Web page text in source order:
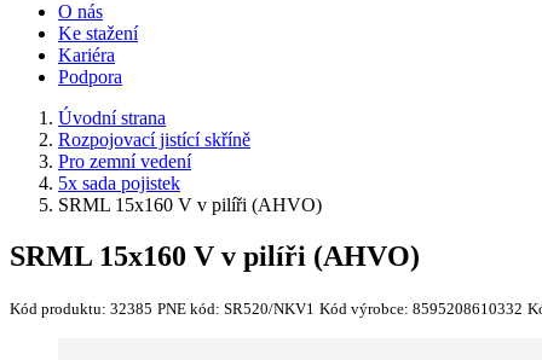
O nás
Ke stažení
Kariéra
Podpora
Úvodní strana
Rozpojovací jistící skříně
Pro zemní vedení
5x sada pojistek
SRML 15x160 V v pilíři (AHVO)
SRML 15x160 V v pilíři (AHVO)
Kód produktu: 32385 PNE kód: SR520/NKV1 Kód výrobce: 8595208610332